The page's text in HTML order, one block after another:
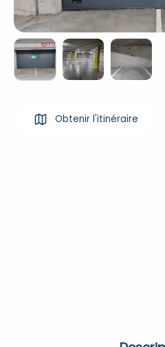
Obtenir l'itinéraire